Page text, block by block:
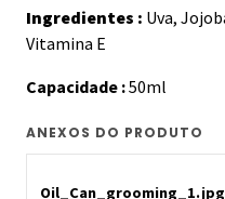
Ingredientes : Uva,
Vitamina E
Capacidade :50ml
ANEXOS DO PRODUTO
Oil_Can_grooming_1.jpg